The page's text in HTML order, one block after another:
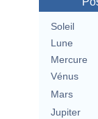
Soleil
Lune
Mercure
Vénus
Mars
Jupiter